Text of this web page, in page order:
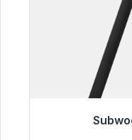
Gotowy do